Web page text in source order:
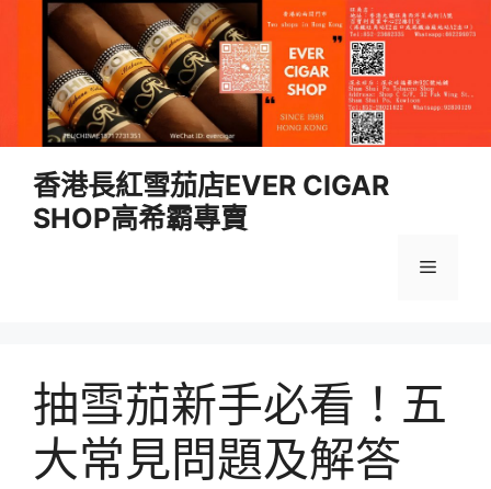
香港長紅雪茄店EVER CIGAR
SHOP高希霸專賣
選
抽雪茄新手必看！五
大常見問題及解答